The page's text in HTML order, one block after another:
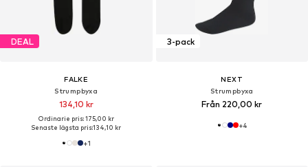
DEAL
FALKE
Strumpbyxa
134,10 kr
Ordinarie pris: 175,00 kr
Senaste lägsta pris:134,10 kr
+1
3-pack
NEXT
Strumpbyxa
Från 220,00 kr
+4